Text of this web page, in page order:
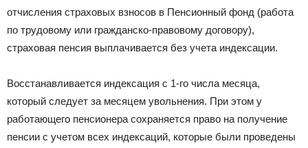
отчисления страховых взносов в Пенсионный фонд (работа
по трудовому или гражданско-правовому договору),
страховая пенсия выплачивается без учета индексации.
Восстанавливается индексация с 1-го числа месяца,
который следует за месяцем увольнения. При этом у
работающего пенсионера сохраняется право на получение
пенсии с учетом всех индексаций, которые были проведены